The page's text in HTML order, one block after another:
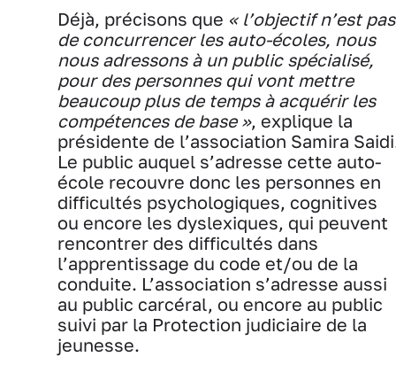
Déjà, précisons que « l’objectif n’est pas
de concurrencer les auto-écoles, nous
nous adressons à un public spécialisé,
pour des personnes qui vont mettre
beaucoup plus de temps à acquérir les
compétences de base », explique la
présidente de l’association Samira
Le public auquel s’adresse cette auto-
école recouvre donc les personnes en
difficultés psychologiques, cognitives
ou encore les dyslexiques, qui peuvent
rencontrer des difficultés dans
l’apprentissage du code et/ou de la
conduite. L’association s’adresse aussi
au public carcéral, ou encore au public
suivi par la Protection judiciaire de la
jeunesse.